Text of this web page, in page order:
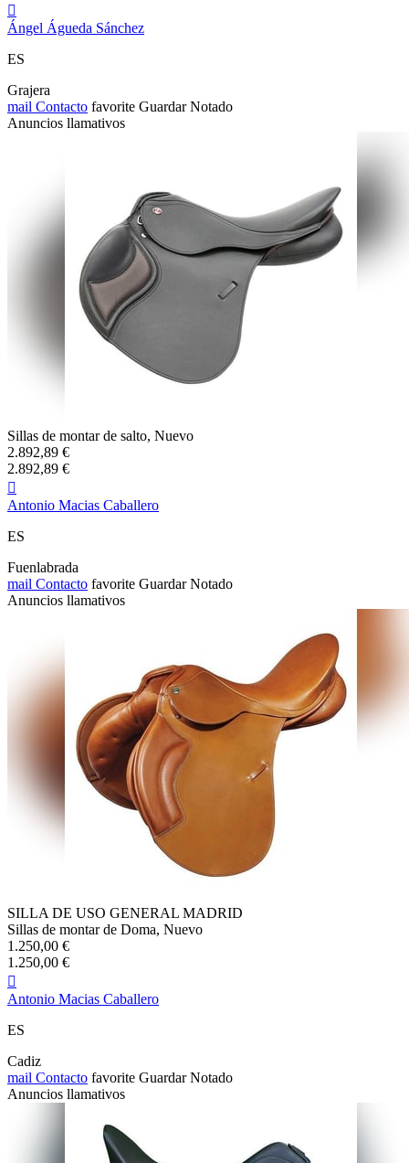

Ángel Águeda Sánchez
ES
Grajera
mail Contacto favorite Guardar Notado
Anuncios llamativos
Sillas de montar de salto, Nuevo
2.892,89 €
2.892,89 €

Antonio Macias Caballero
ES
Fuenlabrada
mail Contacto favorite Guardar Notado
Anuncios llamativos
SILLA DE USO GENERAL MADRID
Sillas de montar de Doma, Nuevo
1.250,00 €
1.250,00 €

Antonio Macias Caballero
ES
Cadiz
mail Contacto favorite Guardar Notado
Anuncios llamativos